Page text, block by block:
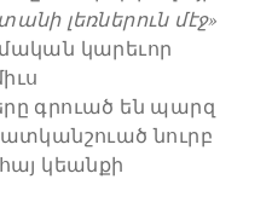
լեռներուն մէջ»
կարեւոր
գրուած են պարզ
նուրբ
կեանքի